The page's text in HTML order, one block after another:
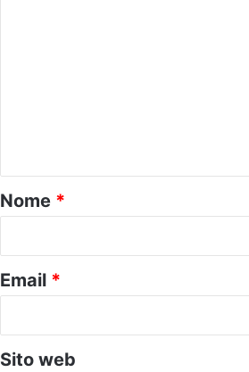
o
*
Nome *
Email *
Sito web